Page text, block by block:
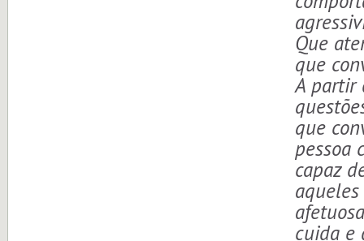
Que
que
A partir
que
pessoa
capaz
cuida e